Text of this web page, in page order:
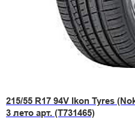
215/55 R17 94V Ikon Tyres
3 лето арт. (T731465)